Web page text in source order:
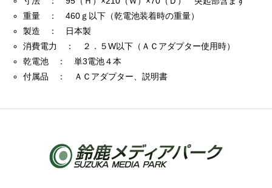
重量 ： 460ｇ以下（乾電池装着時の重量）
製造 ： 日本製
消費電力 ： ２．５W以下（ＡＣアダプター使用時）
乾電池 ： 単3電池４本
付属品 ： ＡＣアダプター、説明書